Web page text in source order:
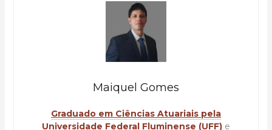
Maiquel Gomes
Graduado em Ciências Atuariais pela
Universidade Federal Fluminense (UFF) e